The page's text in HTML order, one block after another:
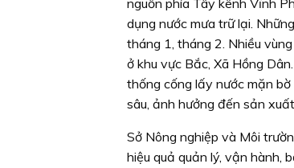
dụng nước mưa trữ lại.
tháng 1, tháng 2. Nhiều
ở khu vực Bắc, Xã Hồng
thống cống lấy nước mặn
sâu, ảnh hưởng đến sản
Sở Nông nghiệp và Môi
hiệu quả quản lý, vận hành,